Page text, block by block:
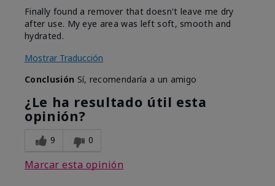
Finally found a remover that doesn't leave me dry
after use. My eye area was left soft, smooth and
hydrated.
Mostrar Traducción
Conclusión Sí, recomendaría a un amigo
¿Le ha resultado útil esta
opinión?
9 0
Marcar esta opinión